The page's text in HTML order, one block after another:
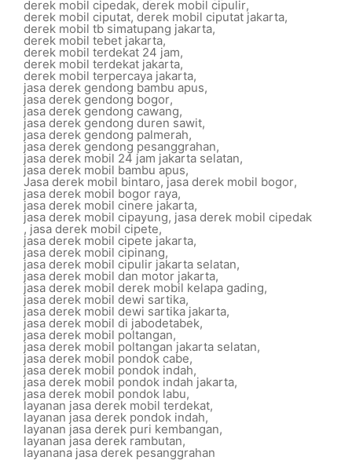
derek mobil cipedak, derek mobil cipulir,
derek mobil ciputat, derek mobil ciputat jakarta,
derek mobil tb simatupang jakarta,
derek mobil tebet jakarta,
derek mobil terdekat 24 jam,
derek mobil terdekat jakarta,
derek mobil terpercaya jakarta,
jasa derek gendong bambu apus,
jasa derek gendong bogor,
jasa derek gendong cawang,
jasa derek gendong duren sawit,
jasa derek gendong palmerah,
jasa derek gendong pesanggrahan,
jasa derek mobil 24 jam jakarta selatan,
jasa derek mobil bambu apus,
Jasa derek mobil bintaro,jasa derek mobil bogor,
jasa derek mobil bogor raya,
jasa derek mobil cinere jakarta,
jasa derek mobil cipayung, jasa derek mobil cipedak
, jasa derek mobil cipete,
jasa derek mobil cipete jakarta,
jasa derek mobil cipinang,
jasa derek mobil cipulir jakarta selatan,
jasa derek mobil dan motor jakarta,
jasa derek mobil derek mobil kelapa gading,
jasa derek mobil dewi sartika,
jasa derek mobil dewi sartika jakarta,
jasa derek mobil di jabodetabek,
jasa derek mobil poltangan,
jasa derek mobil poltangan jakarta selatan,
jasa derek mobil pondok cabe,
jasa derek mobil pondok indah,
jasa derek mobil pondok indah jakarta,
jasa derek mobil pondok labu,
layanan jasa derek mobil terdekat,
layanan jasa derek pondok indah,
layanan jasa derek puri kembangan,
layanan jasa derek rambutan,
layanana jasa derek pesanggrahan